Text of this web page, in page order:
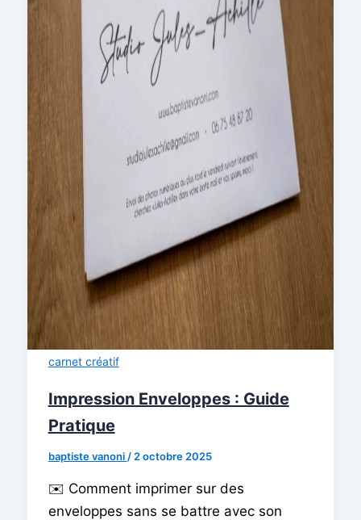
carnet créatif
Impression Enveloppes : Guide
Pratique
baptiste vanoni / 2 octobre 2025
✉️ Comment imprimer sur des
enveloppes sans se battre avec son